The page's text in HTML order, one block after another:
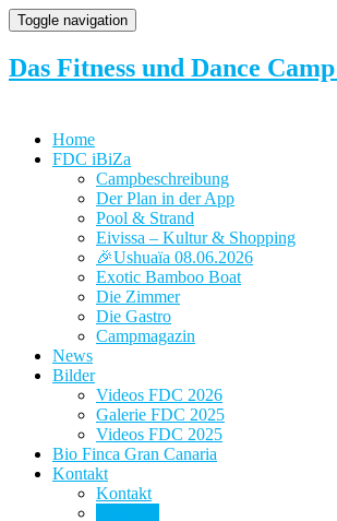
Toggle navigation
Das Fitness und Dance
Home
FDC iBiZa
Campbeschreibung
Der Plan in der App
Pool & Strand
Eivissa – Kultur & Shopping
🎉Ushuaïa 08.06.2026
Exotic Bamboo Boat
Die Zimmer
Die Gastro
Campmagazin
News
Bilder
Videos FDC 2026
Galerie FDC 2025
Videos FDC 2025
Bio Finca Gran Canaria
Kontakt
Kontakt